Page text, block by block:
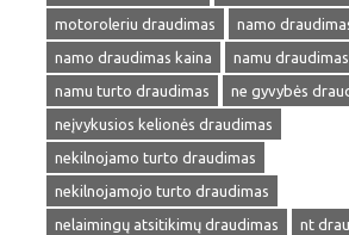
motoroleriu draudimas
namo
namo draudimas kaina
namu draudimas
namu turto draudimas
ne gyvybės
neįvykusios kelionės draudimas
nekilnojamo turto draudimas
nekilnojamojo turto draudimas
nelaimingų atsitikimų draudimas
nt